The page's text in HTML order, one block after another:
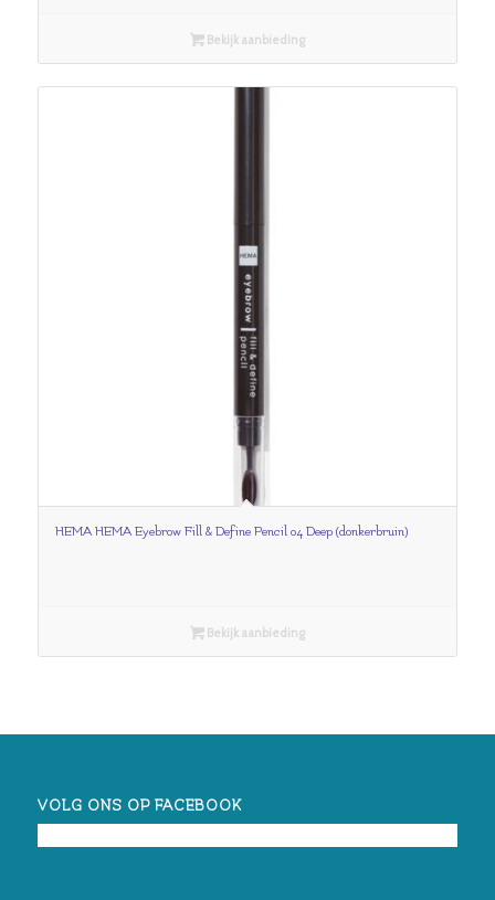
Bekijk aanbieding
HEMA HEMA Eyebrow Fill & Define Pencil 04 Deep (donkerbruin)
Bekijk aanbieding
VOLG ONS OP FACEBOOK